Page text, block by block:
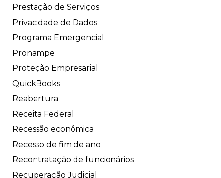
Prestação de Serviços
Privacidade de Dados
Programa Emergencial
Pronampe
Proteção Empresarial
QuickBooks
Reabertura
Receita Federal
Recessão econômica
Recesso de fim de ano
Recontratação de funcionários
Recuperação Judicial